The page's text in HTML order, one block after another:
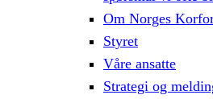
Om Norges
Styret
Våre ansatte
Strategi og